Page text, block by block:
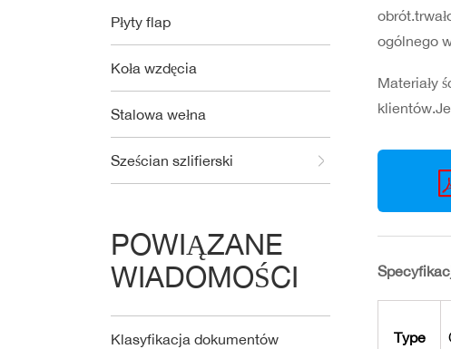
Płyty flap
Koła wzdęcia
Stalowa wełna
Sześcian szlifierski
POWIĄZANE
WIADOMOŚCI
Klasyfikacja dokumentów
ogólnego
Materiały
Type